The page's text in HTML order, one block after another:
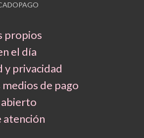
propios
el día
y privacidad
de pago
atención